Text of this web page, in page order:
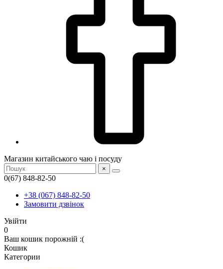
Магазин китайського чаю і посуду
×
0(67) 848-82-50
+38 (067) 848-82-50
Замовити дзвінок
Увійти
0
Ваш кошик порожній :(
Кошик
Категории